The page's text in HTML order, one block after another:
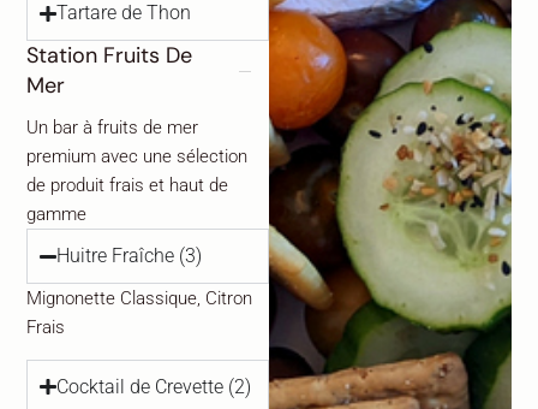
Tartare de Thon
Station Fruits De
Mer
Un bar à fruits de mer
premium avec une sélection
de produit frais et haut de
gamme
Huitre Fraîche (3)
Mignonette Classique, Citron
Frais
Cocktail de Crevette (2)